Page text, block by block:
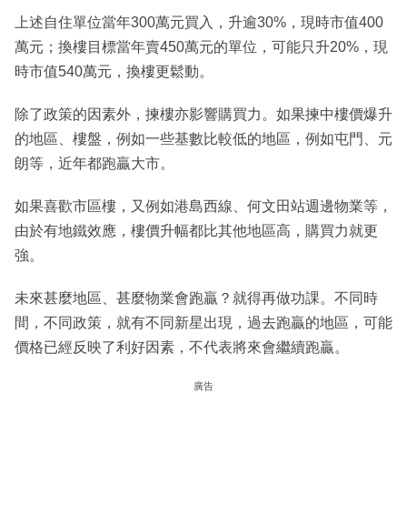
上述自住單位當年300萬元買入，升逾30%，現時市值400
萬元；換樓目標當年賣450萬元的單位，可能只升20%，現
時市值540萬元，換樓更鬆動。
除了政策的因素外，揀樓亦影響購買力。如果揀中樓價爆升
的地區、樓盤，例如一些基數比較低的地區，例如屯門、元
朗等，近年都跑贏大市。
如果喜歡市區樓，又例如港島西線、何文田站週邊物業等，
由於有地鐵效應，樓價升幅都比其他地區高，購買力就更
強。
未來甚麼地區、甚麼物業會跑贏？就得再做功課。不同時
間，不同政策，就有不同新星出現，過去跑贏的地區，可能
價格已經反映了利好因素，不代表將來會繼續跑贏。
廣告